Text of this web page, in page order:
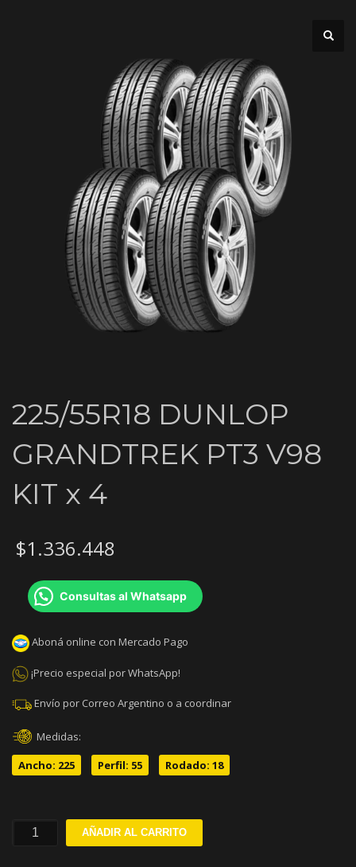
225/55R18 DUNLOP
GRANDTREK PT3 V98
KIT x 4
$1.336.448
Consultas al Whatsapp
Aboná online con Mercado Pago
¡Precio especial por WhatsApp!
Envío por Correo Argentino o a coordinar
Medidas:
Ancho: 225
Perfil: 55 Rodado: 18
225/55R18
AÑADIR AL CARRITO